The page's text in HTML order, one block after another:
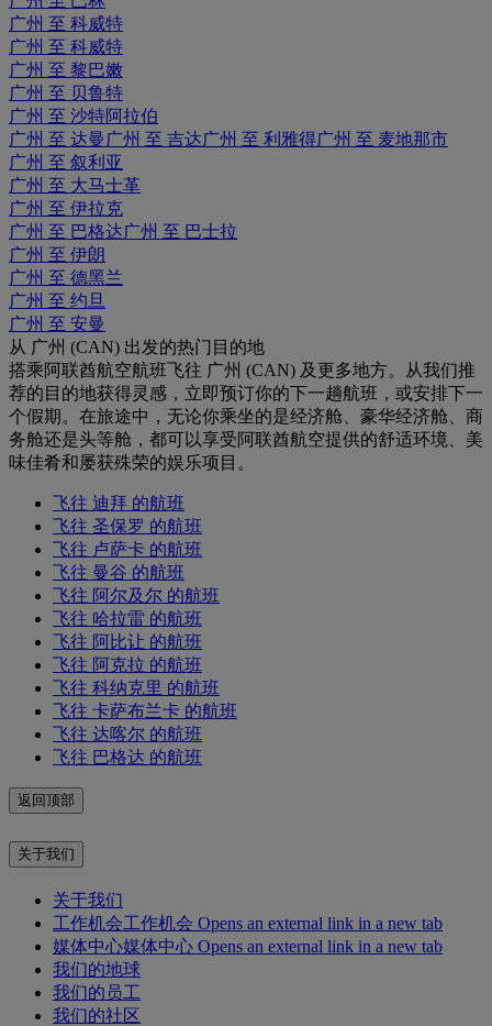
广州 至 科威特
广州 至 科威特
广州 至 黎巴嫩
广州 至 贝鲁特
广州 至 沙特阿拉伯
广州 至 达曼 广州 至 吉达广州 至 利雅得广州 至 麦地那市
广州 至 叙利亚
广州 至 大马士革
广州 至 伊拉克
广州 至 巴格达广州 至 巴士拉
广州 至 伊朗
广州 至 德黑兰
广州 至 约旦
广州 至 安曼
从 广州 (CAN) 出发的热门目的地
搭乘阿联酋航空航班飞往 广州 (CAN) 及更多地方。从我们推
荐的目的地获得灵感，立即预订你的下一趟航班，或安排下一
个假期。在旅途中，无论你乘坐的是经济舱、豪华经济舱、商
务舱还是头等舱，都可以享受阿联酋航空提供的舒适环境、美
味佳肴和屡获殊荣的娱乐项目。
飞往 迪拜 的航班
飞往 圣保罗 的航班
飞往 卢萨卡 的航班
飞往 曼谷 的航班
飞往 阿尔及尔 的航班
飞往 哈拉雷 的航班
飞往 阿比让 的航班
飞往 阿克拉 的航班
飞往 科纳克里 的航班
飞往 卡萨布兰卡 的航班
飞往 达喀尔 的航班
飞往 巴格达 的航班
返回顶部
关于我们
关于我们
工作机会工作机会 Opens an external link in a new tab
媒体中心媒体中心 Opens an external link in a new tab
我们的地球
我们的员工
我们的社区